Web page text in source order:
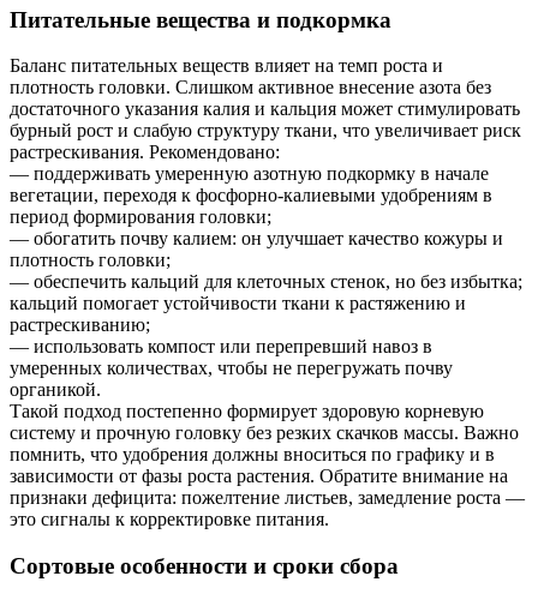
Питательные вещества и подкормка
Баланс питательных веществ влияет на темп роста и
плотность головки. Слишком активное внесение азота без
достаточного указания калия и кальция может стимулировать
бурный рост и слабую структуру ткани, что увеличивает риск
растрескивания. Рекомендовано:
— поддерживать умеренную азотную подкормку в начале
вегетации, переходя к фосфорно-калиевыми удобрениям в
период формирования головки;
— обогатить почву калием: он улучшает качество кожуры и
плотность головки;
— обеспечить кальций для клеточных стенок, но без избытка;
кальций помогает устойчивости ткани к растяжению и
растрескиванию;
— использовать компост или перепревший навоз в
умеренных количествах, чтобы не перегружать почву
органикой.
Такой подход постепенно формирует здоровую корневую
систему и прочную головку без резких скачков массы. Важно
помнить, что удобрения должны вноситься по графику и в
зависимости от фазы роста растения. Обратите внимание на
признаки дефицита: пожелтение листьев, замедление роста —
это сигналы к корректировке питания.
Сортовые особенности и сроки сбора